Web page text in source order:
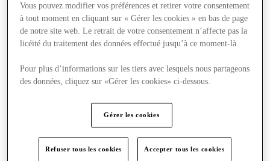
Vous pouvez modifier vos préférences et retirer votre consentement
à tout moment en cliquant sur « Gérer les cookies » en bas de page
de notre site web. Le retrait de votre consentement n’affecte pas la
licéité du traitement des données effectué jusqu’à ce moment-là.
Pour plus d’informations sur les tiers avec lesquels nous partageons
des données, cliquez sur «Gérer les cookies» ci-dessous.
Gérer les cookies
Refuser tous les cookies Accepter tous les cookies